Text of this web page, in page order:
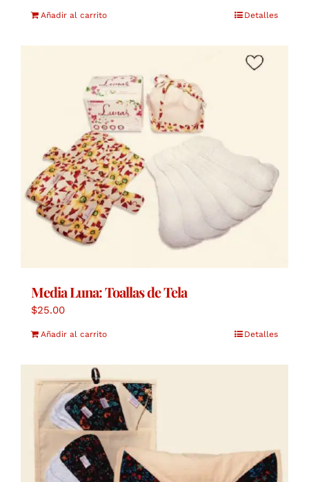
Añadir al carrito Detalles
Media Luna: Toallas de Tela
$25.00
Añadir al carrito Detalles